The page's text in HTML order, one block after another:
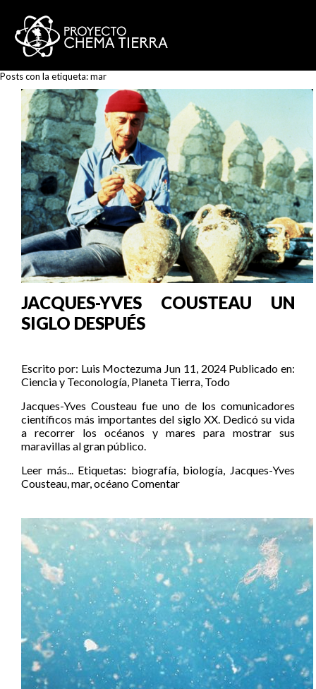
Posts con la etiqueta:mar
JACQUES-YVES COUSTEAU UN
SIGLO DESPUÉS
Escrito por: Luis Moctezuma Jun 11, 2024 Publicado en:
Ciencia y Teconología, Planeta Tierra, Todo
Jacques-Yves Cousteau fue uno de los comunicadores
científicos más importantes del siglo XX. Dedicó su vida
a recorrer los océanos y mares para mostrar sus
maravillas al gran público.
Leer más... Etiquetas: biografía, biología, Jacques-Yves
Cousteau,mar,océanoComentar